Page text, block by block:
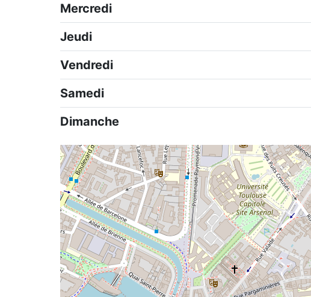
Mercredi
Jeudi
Vendredi
Samedi
Dimanche